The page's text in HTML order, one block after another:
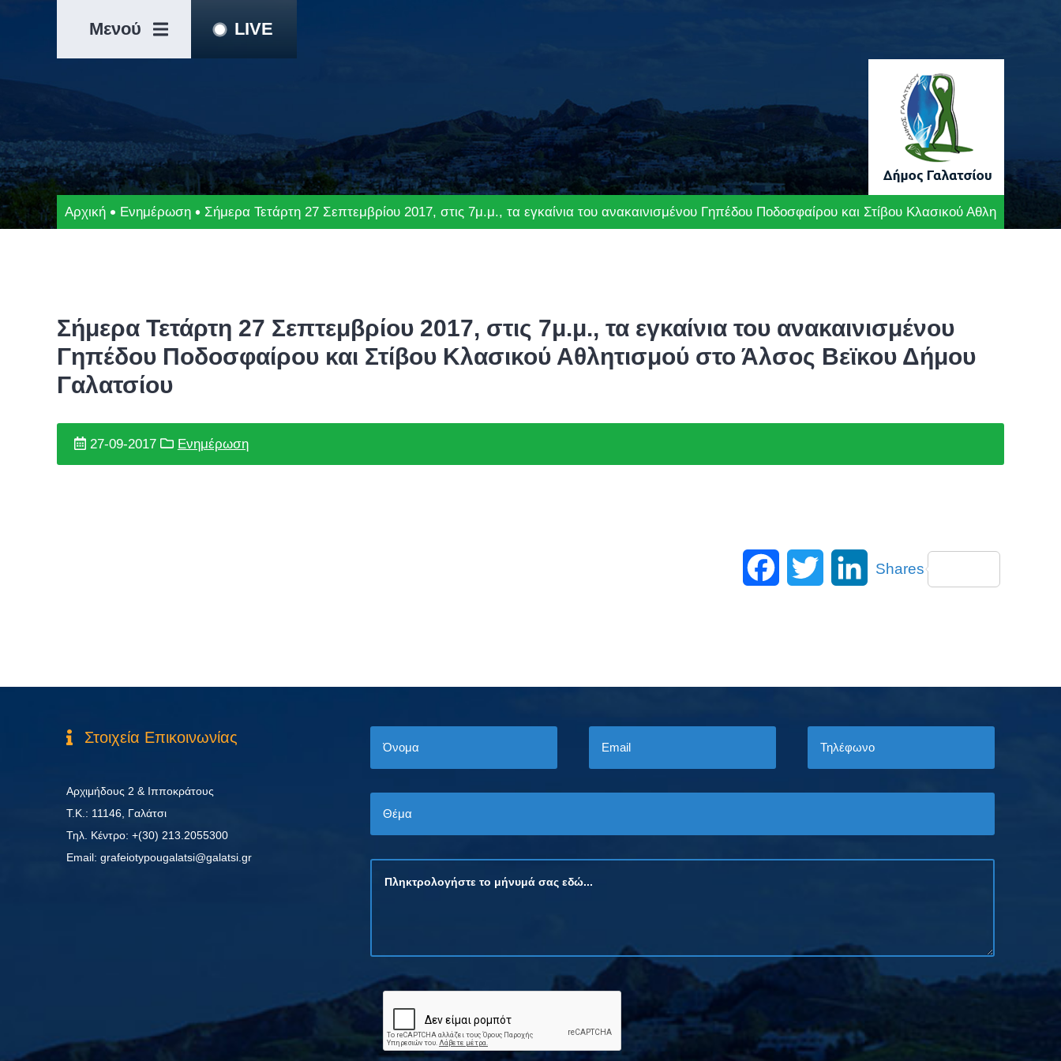
πλοήγησης
Μενού LIVE
Αρχική Ενημέρωση Σήμερα Τετάρτη 27 Σεπτεμβρίου 2017, στις 7μ.μ., τα εγκαίνια του ανακαινισμένου Γηπέδου Ποδοσφαίρου και Στίβου Κλασικού Αθλητισμού
Σήμερα Τετάρτη 27 Σεπτεμβρίου 2017, στις 7μ.μ., τα εγκαίνια του ανακαινισμένου
Γηπέδου Ποδοσφαίρου και Στίβου Κλασικού Αθλητισμού στο Άλσος Βεϊκου Δήμου
Γαλατσίου
27-09-2017 Ενημέρωση
FacebookTwitter
Shares
Στοιχεία Επικοινωνίας
Αρχιμήδους 2 & Ιπποκράτους
Τ.Κ.: 11146, Γαλάτσι
Τηλ. Κέντρο: +(30) 213.2055300
Εmail: grafeiotypougalatsi@galatsi.gr